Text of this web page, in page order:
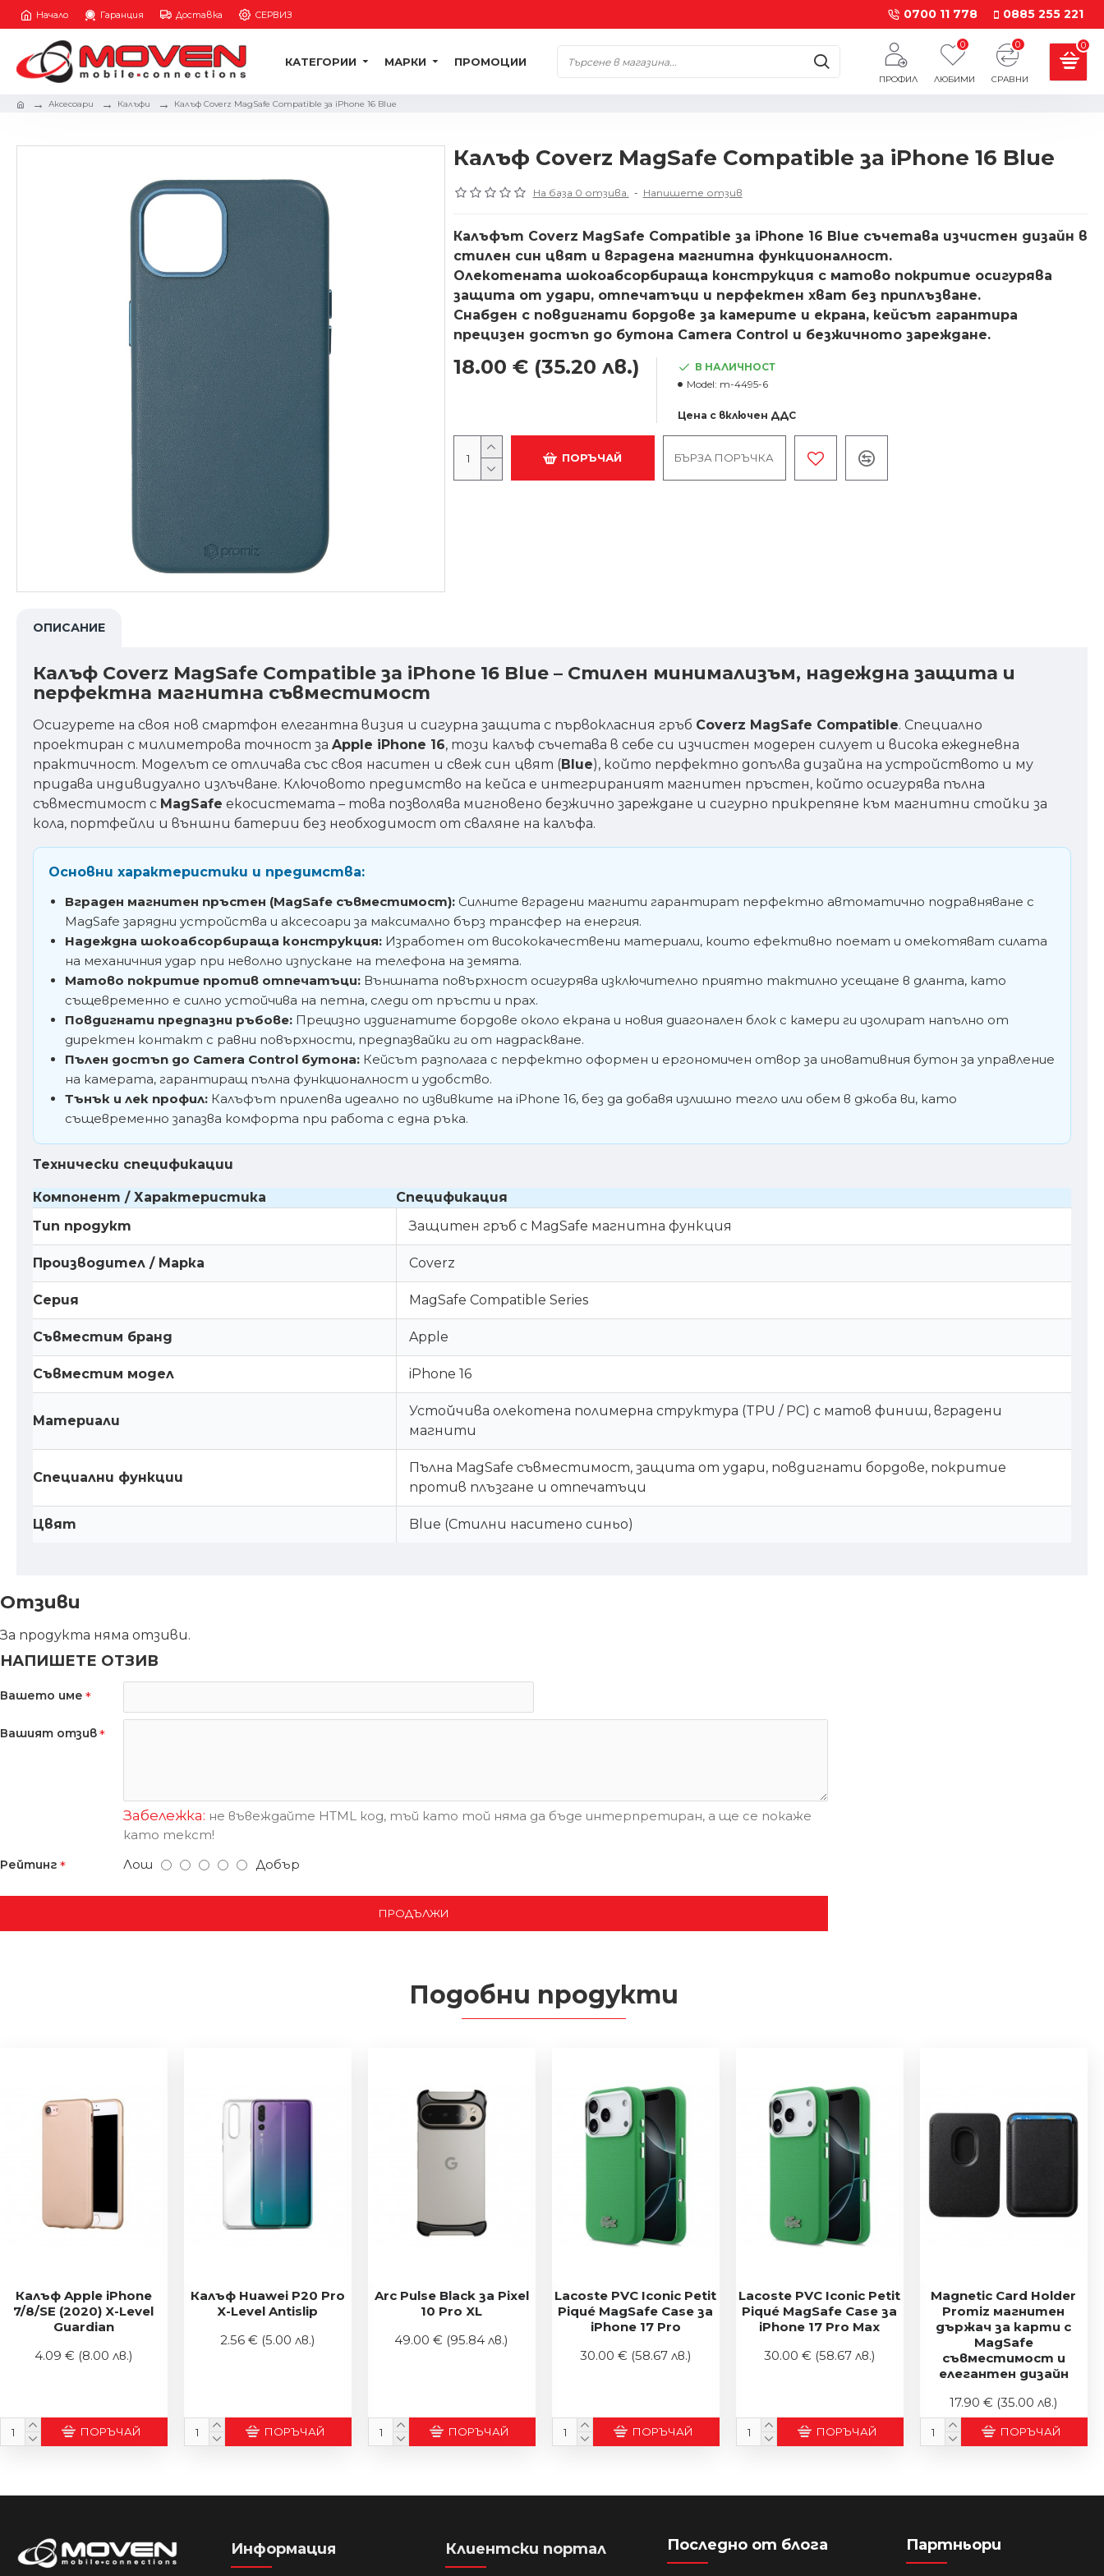
Начало Гаранция Доставка СЕРВИЗ 0700 11 778 0885 255 221
КАТЕГОРИИ МАРКИ ПРОМОЦИИ
ПРОФИЛ ЛЮБИМИ
0
СРАВНИ
0 0
Аксесоари Калъфи Калъф Coverz MagSafe Compatible за iPhone 16 Blue
Калъф Coverz MagSafe Compatible за iPhone 16 Blue
На база 0 отзива. - Напишете отзив
18.00 € (35.20 лв.)
В НАЛИЧНОСТ
Model: m-4495-6
Цена с включен ДДС
ПОРЪЧАЙ БЪРЗА ПОРЪЧКА
Калъфът Coverz MagSafe Compatible за iPhone 16 Blue съчетава изчистен дизайн в
стилен син цвят и вградена магнитна функционалност.
Олекотената шокоабсорбираща конструкция с матово покритие осигурява
защита от удари, отпечатъци и перфектен хват без приплъзване.
Снабден с повдигнати бордове за камерите и екрана, кейсът гарантира
прецизен достъп до бутона Camera Control и безжичното зареждане.
ОПИСАНИЕ
Калъф Coverz MagSafe Compatible за iPhone 16 Blue – Стилен минимализъм, надеждна защита и
перфектна магнитна съвместимост
Осигурете на своя нов смартфон елегантна визия и сигурна защита с първокласния гръб Coverz MagSafe Compatible. Специално
проектиран с милиметрова точност за Apple iPhone 16, този калъф съчетава в себе си изчистен модерен силует и висока ежедневна
практичност. Моделът се отличава със своя наситен и свеж син цвят (Blue), който перфектно допълва дизайна на устройството и му
придава индивидуално излъчване. Ключовото предимство на кейса е интегрираният магнитен пръстен, който осигурява пълна
съвместимост с MagSafe екосистемата – това позволява мигновено безжично зареждане и сигурно прикрепяне към магнитни стойки за
кола, портфейли и външни батерии без необходимост от сваляне на калъфа.
Основни характеристики и предимства:
Вграден магнитен пръстен (MagSafe съвместимост): Силните вградени магнити гарантират перфектно автоматично подравняване с
MagSafe зарядни устройства и аксесоари за максимално бърз трансфер на енергия.
Надеждна шокоабсорбираща конструкция: Изработен от висококачествени материали, които ефективно поемат и омекотяват силата
на механичния удар при неволно изпускане на телефона на земята.
Матово покритие против отпечатъци: Външната повърхност осигурява изключително приятно тактилно усещане в дланта, като
същевременно е силно устойчива на петна, следи от пръсти и прах.
Повдигнати предпазни ръбове: Прецизно издигнатите бордове около екрана и новия диагонален блок с камери ги изолират напълно от
директен контакт с равни повърхности, предпазвайки ги от надраскване.
Пълен достъп до Camera Control бутона: Кейсът разполага с перфектно оформен и ергономичен отвор за иновативния бутон за управление
на камерата, гарантиращ пълна функционалност и удобство.
Тънък и лек профил: Калъфът прилепва идеално по извивките на iPhone 16, без да добавя излишно тегло или обем в джоба ви, като
същевременно запазва комфорта при работа с една ръка.
Технически спецификации
Компонент / Характеристика
Спецификация
Тип продукт
Защитен гръб с MagSafe магнитна функция
Производител / Марка Coverz
Серия MagSafe Compatible Series
Съвместим бранд Apple
Съвместим модел iPhone 16
Материали
Устойчива олекотена полимерна структура (TPU / PC) с матов финиш, вградени
магнити
Специални функции
Пълна MagSafe съвместимост, защита от удари, повдигнати бордове, покритие
против плъзгане и отпечатъци
Цвят Blue (Стилни наситено синьо)
Отзиви
За продукта няма отзиви.
НАПИШЕТЕ ОТЗИВ
Вашето име
Вашият отзив
Забележка: не въвеждайте HTML код, тъй като той няма да бъде интерпретиран, а ще се покаже
като текст!
Рейтинг Лош Добър
ПРОДЪЛЖИ
Подобни продукти
Калъф Apple iPhone
7/8/SE (2020) X-Level
Guardian
4.09 € (8.00 лв.)
ПОРЪЧАЙ
Калъф Huawei P20 Pro
X-Level Antislip
2.56 € (5.00 лв.)
ПОРЪЧАЙ
Arc Pulse Black за Pixel
10 Pro XL
49.00 € (95.84 лв.)
ПОРЪЧАЙ
Lacoste PVC Iconic Petit
Piqué MagSafe Case за
iPhone 17 Pro
30.00 € (58.67 лв.)
ПОРЪЧАЙ
Lacoste PVC Iconic Petit
Piqué MagSafe Case за
iPhone 17 Pro Max
30.00 € (58.67 лв.)
ПОРЪЧАЙ
Magnetic Card Holder
Promiz магнитен
държач за карти с
MagSafe
съвместимост и
елегантен дизайн
17.90 € (35.00 лв.)
ПОРЪЧАЙ
Информация Клиентски портал Последно от блога Партньори